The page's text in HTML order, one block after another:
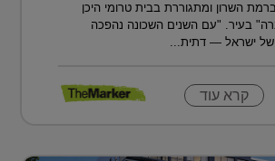
ברמת השרון ומתגוררת בבית טרומי היכן
בעיר. "עם השנים השכונה נהפכה
של ישראל — דתית...
קרא עוד